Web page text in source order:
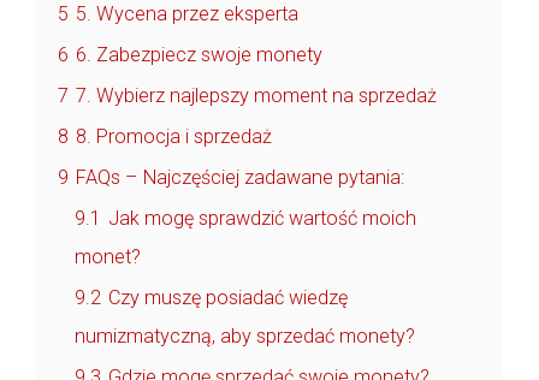
5 5. Wycena przez eksperta
6 6. Zabezpiecz swoje monety
7 7. Wybierz najlepszy moment na sprzedaż
8 8. Promocja i sprzedaż
9 FAQs – Najczęściej zadawane pytania:
9.1 Jak mogę sprawdzić wartość moich
monet?
9.2 Czy muszę posiadać wiedzę
numizmatyczną, aby sprzedać monety?